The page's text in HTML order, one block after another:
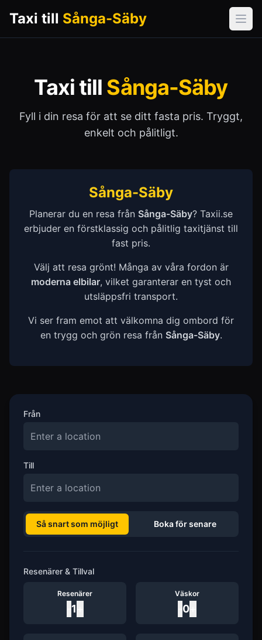
Taxi till Sånga-Säby
Taxi till Sånga-Säby
Fyll i din resa för att se ditt fasta pris. Tryggt,
enkelt och pålitligt.
Sånga-Säby
Planerar du en resa från Sånga-Säby? Taxii.se
erbjuder en förstklassig och pålitlig taxitjänst till
fast pris.
Välj att resa grönt! Många av våra fordon är
moderna elbilar, vilket garanterar en tyst och
utsläppsfri transport.
Vi ser fram emot att välkomna dig ombord för
en trygg och grön resa från Sånga-Säby.
Från
Till
Så snart som möjligt Boka för senare
Resenärer & Tillval
Resenärer
1
Väskor
0